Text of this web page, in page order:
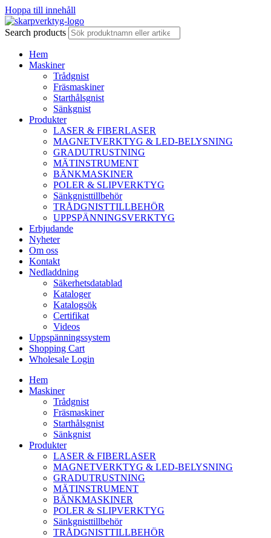
Hoppa till innehåll
Search products
Hem
Maskiner
Trådgnist
Fräsmaskiner
Starthålsgnist
Sänkgnist
Produkter
LASER & FIBERLASER
MAGNETVERKTYG & LED-BELYSNING
GRADUTRUSTNING
MÄTINSTRUMENT
BÄNKMASKINER
POLER & SLIPVERKTYG
Sänkgnisttillbehör
TRÅDGNISTTILLBEHÖR
UPPSPÄNNINGSVERKTYG
Erbjudande
Nyheter
Om oss
Kontakt
Nedladdning
Säkerhetsdatablad
Kataloger
Katalogsök
Certifikat
Videos
Uppspänningssystem
Shopping Cart
Wholesale Login
Hem
Maskiner
Trådgnist
Fräsmaskiner
Starthålsgnist
Sänkgnist
Produkter
LASER & FIBERLASER
MAGNETVERKTYG & LED-BELYSNING
GRADUTRUSTNING
MÄTINSTRUMENT
BÄNKMASKINER
POLER & SLIPVERKTYG
Sänkgnisttillbehör
TRÅDGNISTTILLBEHÖR